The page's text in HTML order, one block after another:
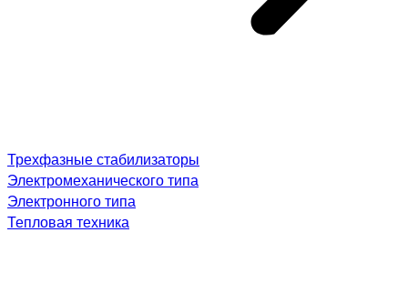
Трехфазные стабилизаторы
Электромеханического типа
Электронного типа
Тепловая техника